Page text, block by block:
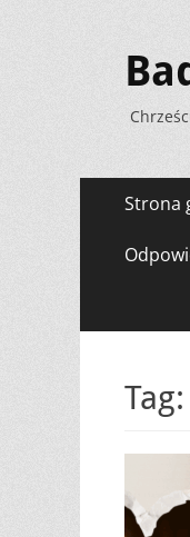
Menu
zawartości
Strona
Tag: